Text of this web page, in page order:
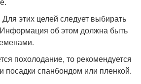
этих целей следует выбирать
об этом должна быть
похолодание, то рекомендуется
посадки спанбондом или пленкой.